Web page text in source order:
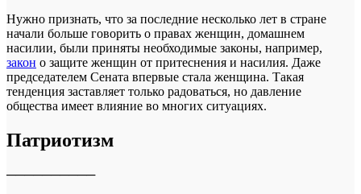
Нужно признать, что за последние несколько лет в стране
начали больше говорить о правах женщин, домашнем
насилии, были приняты необходимые законы, например,
закон о защите женщин от притеснения и насилия. Даже
председателем Сената впервые стала женщина. Такая
тенденция заставляет только радоваться, но давление
общества имеет влияние во многих ситуациях.
Патриотизм
──────────